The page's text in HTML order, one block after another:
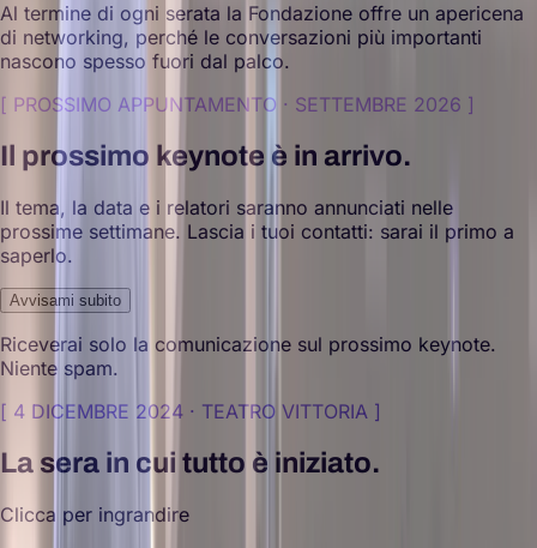
Al termine di ogni serata la Fondazione offre un apericena
di networking, perché le conversazioni più importanti
nascono spesso fuori dal palco.
[ PROSSIMO APPUNTAMENTO · SETTEMBRE 2026 ]
Il prossimo keynote è in arrivo.
Il tema, la data e i relatori saranno annunciati nelle
prossime settimane. Lascia i tuoi contatti: sarai il primo a
saperlo.
Avvisami subito
Riceverai solo la comunicazione sul prossimo keynote.
Niente spam.
[ 4 DICEMBRE 2024 · TEATRO VITTORIA ]
La sera in cui tutto è iniziato.
Clicca per ingrandire